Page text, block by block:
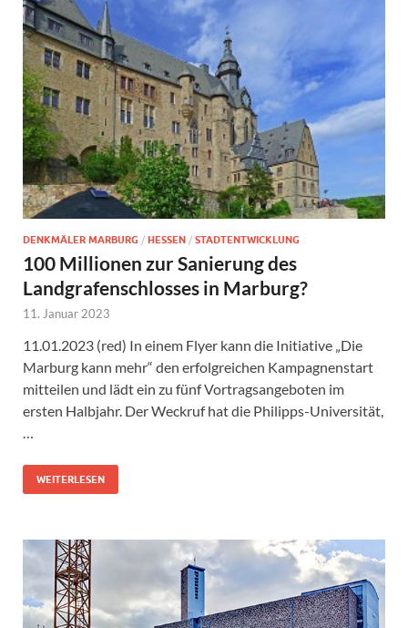
DENKMÄLER MARBURG / HESSEN / STADTENTWICKLUNG
100 Millionen zur Sanierung des
Landgrafenschlosses in Marburg?
11. Januar 2023
11.01.2023 (red) In einem Flyer kann die Initiative „Die
Marburg kann mehr“ den erfolgreichen Kampagnenstart
mitteilen und lädt ein zu fünf Vortragsangeboten im
ersten Halbjahr. Der Weckruf hat die Philipps-Universität,
…
WEITERLESEN